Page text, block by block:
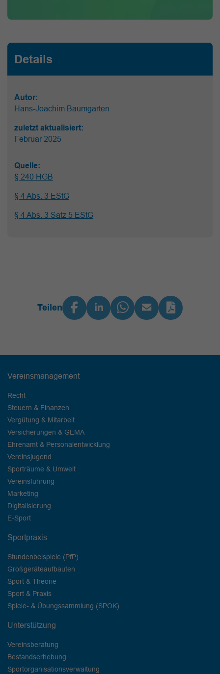
Details
Autor:
Hans-Joachim Baumgarten
zuletzt aktualisiert:
Februar 2025
Quelle:
§ 240 HGB
§ 4 Abs. 3 EStG
§ 4 Abs. 3 Satz 5 EStG
Teilen
Vereinsmanagement
Recht
Steuern & Finanzen
Vergütung & Mitarbeit
Versicherungen & GEMA
Ehrenamt & Personalentwicklung
Vereinsjugend
Sporträume & Umwelt
Vereinsführung
Marketing
Digitalisierung
E-Sport
Sportpraxis
Stundenbeispiele (PfP)
Großgeräteaufbauten
Sport & Theorie
Sport & Praxis
Spiele- & Übungssammlung (SPOK)
Unterstützung
Vereinsberatung
Bestandserhebung
Sportorganisationsverwaltung